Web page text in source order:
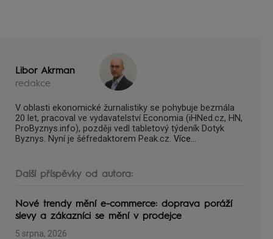
Libor Akrman
redakce
V oblasti ekonomické žurnalistiky se pohybuje bezmála
20 let, pracoval ve vydavatelství Economia (iHNed.cz, HN,
ProByznys.info), později vedl tabletový týdeník Dotyk
Byznys. Nyní je šéfredaktorem Peak.cz. Více...
Další příspěvky od autora:
Nové trendy mění e-commerce: doprava poráží
slevy a zákazníci se mění v prodejce
5 srpna, 2026